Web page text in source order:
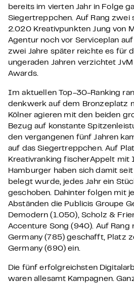
bereits im vierten Jahr in Folge
Siegertreppchen. Auf Rang
2.020 Kreativpunkten Jung von
Agentur noch vor Serviceplan
zwei Jahre später reichte es für
ungeraden Jahren verzichtet
Awards.
Im aktuellen Top-30-Ranking
denkwerk auf dem Bronzeplatz
Kölner agieren mit den beiden
Bezug auf konstante
den vergangenen fünf Jahren
auf das Siegertreppchen. Auf
Kreativranking fischerAppelt mit
Hamburger haben sich damit
belegt wurde, jedes Jahr ein
geschoben. Dahinter folgen mit
Abständen die Publicis Groupe
Demodern (1.050), Scholz &
Accenture Song (940). Auf Rang
Germany (785) geschafft, Platz
Germany (690) ein.
Die fünf erfolgreichsten
waren allesamt Kampagnen.